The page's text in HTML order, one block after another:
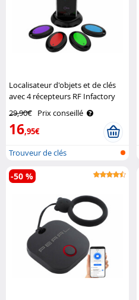
Localisateur d'objets et de clés
avec 4 récepteurs RF Infactory
29,90€ Prix conseillé
16,95€
Trouveur de clés
-50 %